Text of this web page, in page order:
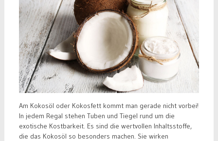
Am Kokosöl oder Kokosfett kommt man gerade nicht vorbei!
In jedem Regal stehen Tuben und Tiegel rund um die
exotische Kostbarkeit. Es sind die wertvollen Inhaltsstoffe,
die das Kokosöl so besonders machen. Sie wirken